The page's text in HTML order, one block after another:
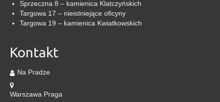
Sprzeczna 8 – kamienica Klatczyńskich
Targowa 17 – nieistniejące oficyny
Targowa 19 – kamienica Kwiatkowskich
Kontakt
Na Pradze
Warszawa Praga